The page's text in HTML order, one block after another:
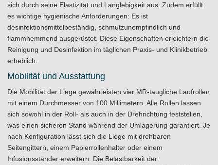
sich durch seine Elastizität und Langlebigkeit aus. Zudem erfüllt
es wichtige hygienische Anforderungen: Es ist
desinfektionsmittelbeständig, schmutzunempfindlich und
flammhemmend ausgerüstet. Diese Eigenschaften erleichtern die
Reinigung und Desinfektion im täglichen Praxis- und Klinikbetrieb
erheblich.
Mobilität und Ausstattung
Die Mobilität der Liege gewährleisten vier MR-taugliche Laufrollen
mit einem Durchmesser von 100 Millimetern. Alle Rollen lassen
sich sowohl in der Roll- als auch in der Drehrichtung feststellen,
was einen sicheren Stand während der Umlagerung garantiert. Je
nach Konfiguration lässt sich die Liege mit drehbaren
Seitengittern, einem Papierrollenhalter oder einem
Infusionsständer erweitern. Die Belastbarkeit der